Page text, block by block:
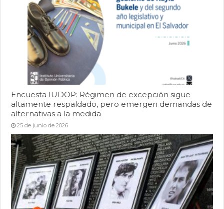
Encuesta IUDOP: Régimen de excepción sigue
altamente respaldado, pero emergen demandas de
alternativas a la medida
25 de junio de 2026